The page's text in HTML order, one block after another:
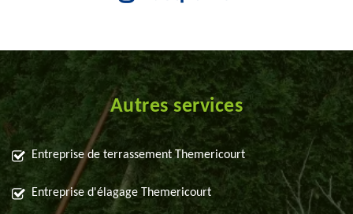
Autres services
Entreprise de terrassement Themericourt
Entreprise d'élagage Themericourt